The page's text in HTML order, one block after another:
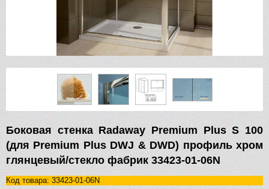
Боковая стенка Radaway Premium Plus S 100
(для Premium Plus DWJ & DWD) профиль хром
глянцевый/стекло фабрик 33423-01-06N
Код товара: 33423-01-06N